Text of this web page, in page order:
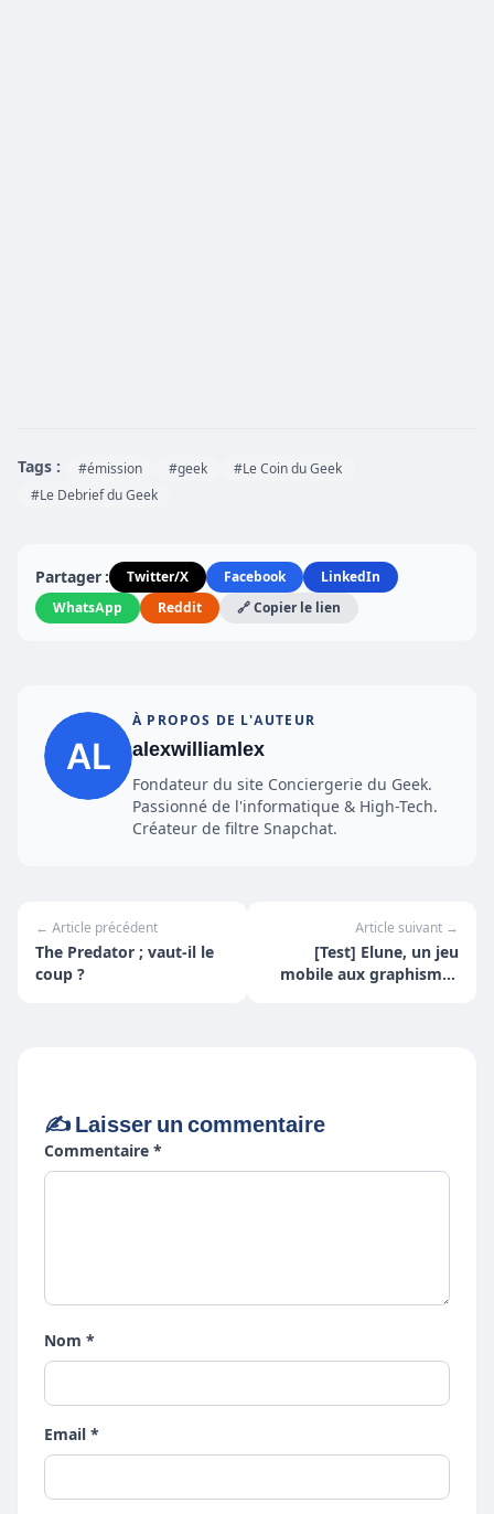
Tags : #émission #geek
#Le Coin du Geek
#Le Debrief du Geek
Partager : Twitter/X Facebook
LinkedIn
WhatsApp
Reddit 🔗 Copier le lien
À PROPOS DE L'AUTEUR
alexwilliamlex
Fondateur du site Conciergerie du Geek.
Passionné de l'informatique & High-Tech.
Créateur de filtre Snapchat.
← Article précédent
The Predator ; vaut-il le
coup ?
Article suivant →
[Test] Elune, un jeu
mobile aux graphismes
✍️ Laisser un commentaire
Commentaire *
Nom *
Email *